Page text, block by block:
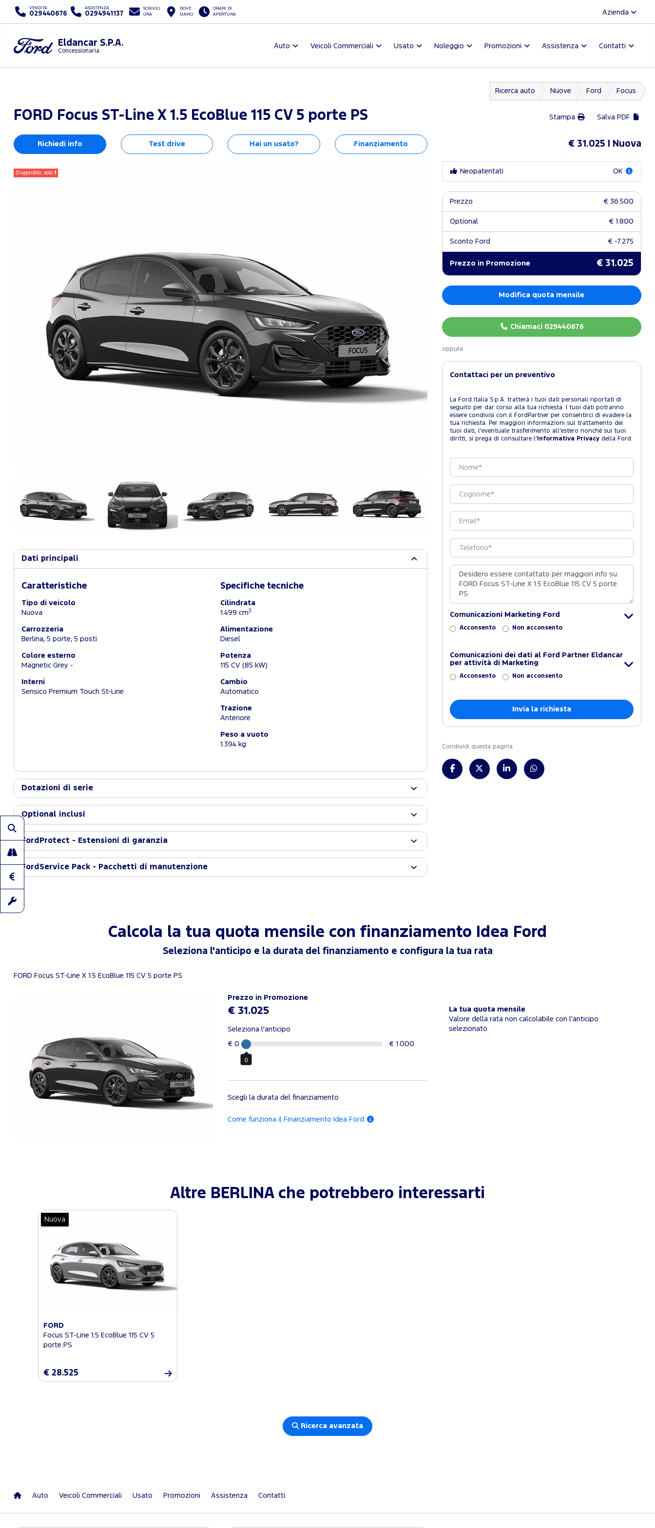
VENDITA
029440676
ASSISTENZA
0294941137
SCRIVICI
ORA
DOVE
SIAMO
ORARI DI
APERTURA
Azienda
Eldancar S.P.A.
Concessionaria
Auto Veicoli Commerciali Usato Noleggio Promozioni Assistenza Contatti
Ricerca auto Nuove Ford Focus
FORD Focus ST-Line X 1.5 EcoBlue 115 CV 5 porte PS Stampa Salva PDF
Richiedi info Test drive Hai un usato? Finanziamento € 31.025 Nuova
Disponibili: solo1
Dati principali
Caratteristiche
Tipo di veicolo
Nuova
Carrozzeria
Berlina, 5 porte, 5 posti
Colore esterno
Magnetic Grey -
Interni
Sensico Premium Touch St-Line
Specifiche tecniche
Cilindrata
1.499 cm3
Alimentazione
Diesel
Potenza
115 CV (85 kW)
Cambio
Automatico
Trazione
Anteriore
Peso a vuoto
1.394 kg
Dotazioni di serie
Optional inclusi
FordProtect - Estensioni di garanzia
FordService Pack - Pacchetti di manutenzione
Neopatentati OK
Prezzo € 36.500
Optional € 1.800
Sconto Ford € -7.275
Prezzo in Promozione € 31.025
Modifica quota mensile
Chiamaci 029440676
oppure
Contattaci per un preventivo
La Ford Italia S.p.A. tratterà i tuoi dati personali riportati di
seguito per dar corso alla tua richiesta. I tuoi dati potranno
essere condivisi con il FordPartner per consentirci di evadere la
tua richiesta. Per maggiori informazioni sul trattamento dei
tuoi dati, l'eventuale trasferimento all'estero nonchè sui tuoi
diritti, si prega di consultare l' Informativa Privacydella Ford.
Comunicazioni Marketing Ford
Acconsento Non acconsento
Comunicazioni dei dati al Ford Partner Eldancar
per attività di Marketing
Acconsento Non acconsento
Condividi questa pagina
Calcola la tua quota mensile con finanziamento Idea Ford
Seleziona l'anticipo e la durata del finanziamento e configura la tua rata
FORD Focus ST-Line X 1.5 EcoBlue 115 CV 5 porte PS
Prezzo in Promozione
€ 31.025
Seleziona l'anticipo
€ 0
0
€ 1.000
Scegli la durata del finanziamento
Come funziona il Finanziamento Idea Ford
La tua quota mensile
Valore della rata non calcolabile con l'anticipo
selezionato.
Altre BERLINA che potrebbero interessarti
Nuova
FORD
Focus ST-Line 1.5 EcoBlue 115 CV 5
porte PS
€ 28.525
Ricerca avanzata
Auto Veicoli Commerciali Usato Promozioni Assistenza Contatti